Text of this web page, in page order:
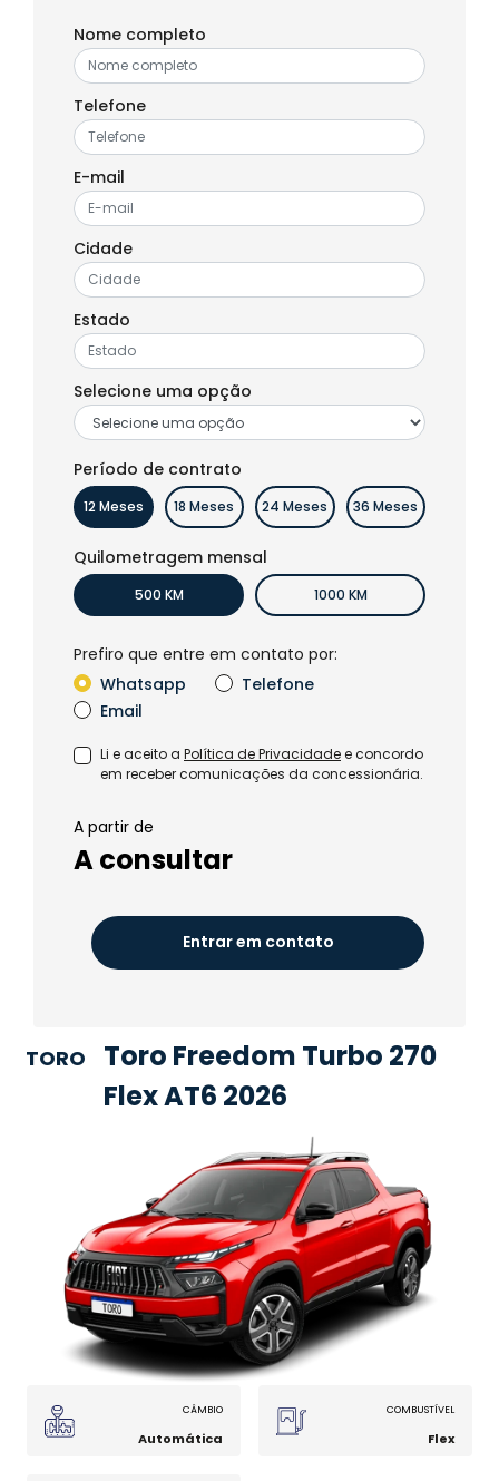
TORO
Toro Freedom Turbo 270
Flex AT6 2026
CÂMBIO
Automática
COMBUSTÍVEL
Flex
Nome completo
Telefone
E-mail
Cidade
Estado
Selecione uma opção
Período de contrato
12 Meses 18 Meses 24 Meses 36 Meses
Quilometragem mensal
500 KM 1000 KM
Prefiro que entre em contato por:
Whatsapp
Telefone
Email
Li e aceito a Política de Privacidadee concordo
em receber comunicações da concessionária.
A partir de
A consultar
Entrar em contato